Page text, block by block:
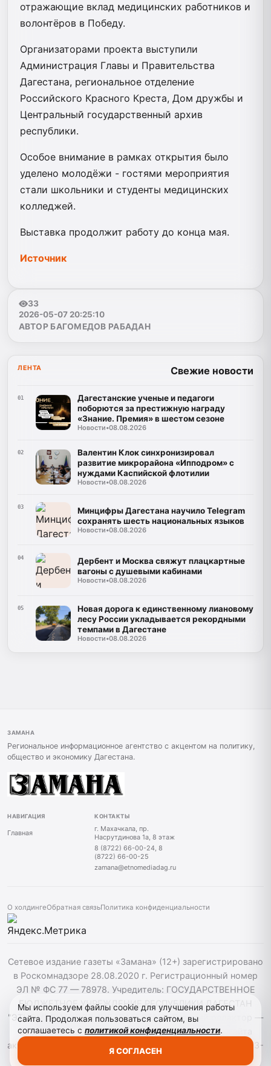
отражающие вклад медицинских работников и
волонтёров в Победу.
Организаторами проекта выступили
Администрация Главы и Правительства
Дагестана, региональное отделение
Российского Красного Креста, Дом дружбы и
Центральный государственный архив
республики.
Особое внимание в рамках открытия было
уделено молодёжи - гостями мероприятия
стали школьники и студенты медицинских
колледжей.
Выставка продолжит работу до конца мая.
Источник
33
2026-05-07 20:25:10
АВТОР БАГОМЕДОВ РАБАДАН
ЛЕНТА Свежие новости
01
Дагестанские ученые и педагоги
поборются за престижную награду
«Знание. Премия» в шестом сезоне
Новости•08.08.2026
02
Валентин Клок синхронизировал
развитие микрорайона «Ипподром» с
нуждами Каспийской флотилии
Новости•08.08.2026
03
Минцифры Дагестана научило Telegram
сохранять шесть национальных языков
Новости•08.08.2026
04
Дербент и Москва свяжут плацкартные
вагоны с душевыми кабинами
Новости•08.08.2026
05
Новая дорога к единственному лиановому
лесу России укладывается рекордными
темпами в Дагестане
Новости•08.08.2026
ЗАМАНА
Региональное информационное агентство с акцентом на политику,
общество и экономику Дагестана.
НАВИГАЦИЯ
Главная
КОНТАКТЫ
г. Махачкала, пр.
Насрутдинова 1а, 8 этаж
8 (8722) 66-00-24, 8
(8722) 66-00-25
zamana@etnomediadag.ru
О холдингеОбратная связьПолитика конфиденциальности
Сетевое издание газеты «Замана» (12+) зарегистрировано
в Роскомнадзоре 28.08.2020 г. Регистрационный номер
ЭЛ № ФС 77 — 78978. Учредитель: ГОСУДАРСТВЕННОЕ
БЮДЖЕТНОЕ УЧРЕЖДЕНИЕ РЕСПУБЛИКИ ДАГЕСТАН
"ЭТНОМЕДИАХОЛДИНГ "ДАГЕСТАН". Главный редактор —
Багомедов Р.Р. При использовании материалов сайта
активная гиперссылка на zamana.info обязательна. ©️ 2013-
Мы используем файлы cookie для улучшения работы
сайта. Продолжая пользоваться сайтом, вы
соглашаетесь с политикой конфиденциальности.
Я СОГЛАСЕН